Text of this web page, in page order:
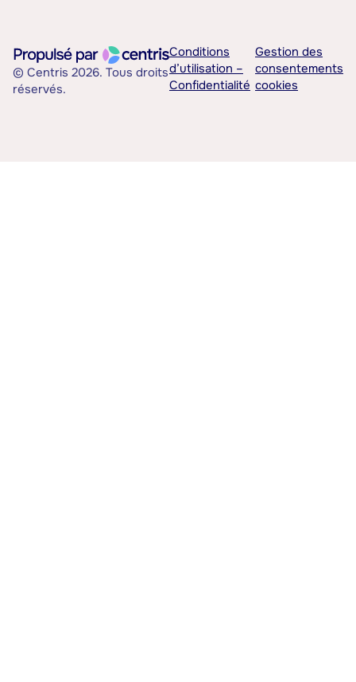
© Centris 2026. Tous droits
réservés.
Conditions
d’utilisation –
Confidentialité
Gestion des
consentements
cookies